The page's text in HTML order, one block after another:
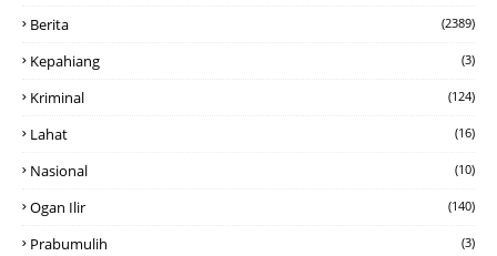
Berita (2389)
Kepahiang (3)
Kriminal (124)
Lahat (16)
Nasional (10)
Ogan Ilir (140)
Prabumulih (3)